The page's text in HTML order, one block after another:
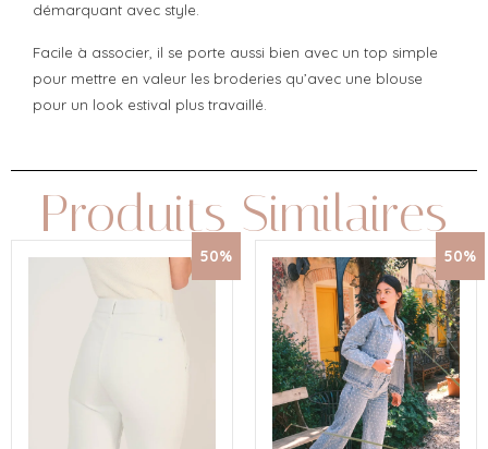
démarquant avec style.
Facile à associer, il se porte aussi bien avec un top simple
pour mettre en valeur les broderies qu’avec une blouse
pour un look estival plus travaillé.
Produits Similaires
50% 50%